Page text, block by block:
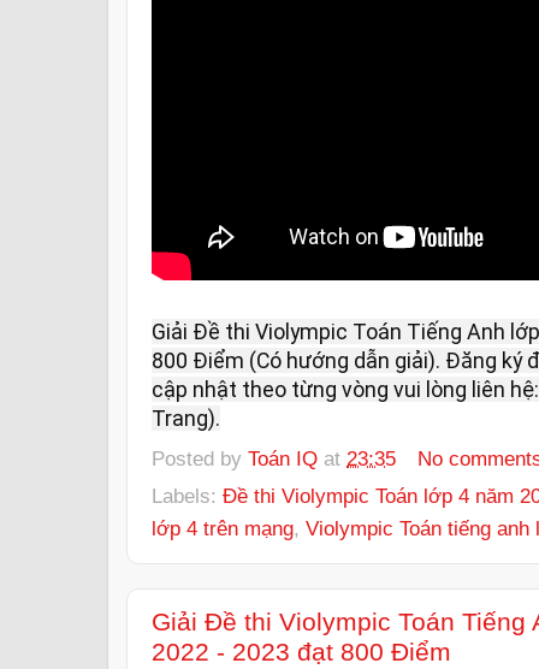
Giải Đề thi Violympic Toán Tiếng Anh
800 Điểm (Có hướng dẫn giải). Đăng ký
cập nhật theo từng vòng vui lòng liên
Trang).
Posted by Toán IQ at 23:35
No
Labels: Đề thi Violympic Toán lớp 4 năm
lớp 4 trên mạng, Violympic Toán tiếng
Giải Đề thi Violympic Toán Tiếng
2022 - 2023 đạt 800 Điểm